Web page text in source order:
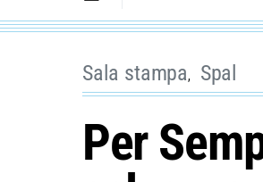
Sala stampa Spal
Per